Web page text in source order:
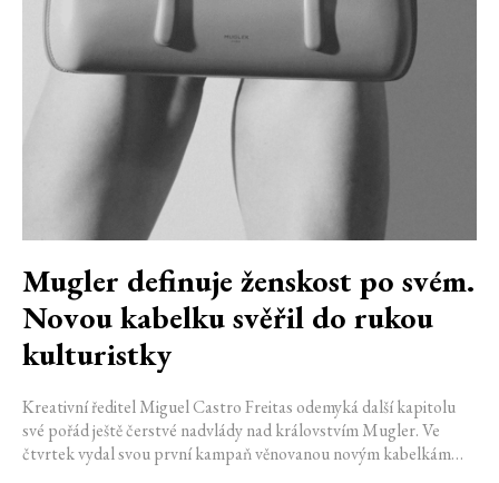
Mugler definuje ženskost po svém.
Novou kabelku svěřil do rukou
kulturistky
Kreativní ředitel Miguel Castro Freitas odemyká další kapitolu
své pořád ještě čerstvé nadvlády nad královstvím Mugler. Ve
čtvrtek vydal svou první kampaň věnovanou novým kabelkám